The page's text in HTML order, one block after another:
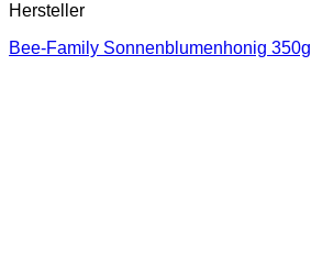
Hersteller
Bee-Family Sonnenblumenhonig 350g